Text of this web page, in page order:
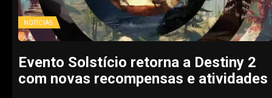
NOTÍCIAS
Evento Solstício retorna a Destiny 2
com novas recompensas e atividades